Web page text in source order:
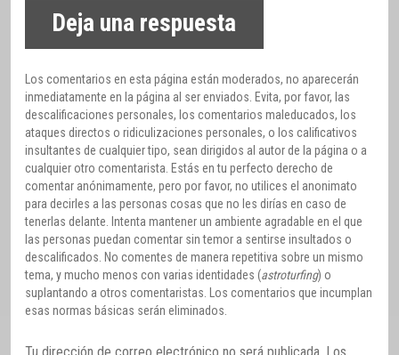
Deja una respuesta
Los comentarios en esta página están moderados, no aparecerán
inmediatamente en la página al ser enviados. Evita, por favor, las
descalificaciones personales, los comentarios maleducados, los
ataques directos o ridiculizaciones personales, o los calificativos
insultantes de cualquier tipo, sean dirigidos al autor de la página o a
cualquier otro comentarista. Estás en tu perfecto derecho de
comentar anónimamente, pero por favor, no utilices el anonimato
para decirles a las personas cosas que no les dirías en caso de
tenerlas delante. Intenta mantener un ambiente agradable en el que
las personas puedan comentar sin temor a sentirse insultados o
descalificados. No comentes de manera repetitiva sobre un mismo
tema, y mucho menos con varias identidades (astroturfing) o
suplantando a otros comentaristas. Los comentarios que incumplan
esas normas básicas serán eliminados.